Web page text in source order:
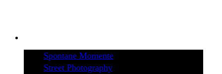
Spontane Momente
Street Photography